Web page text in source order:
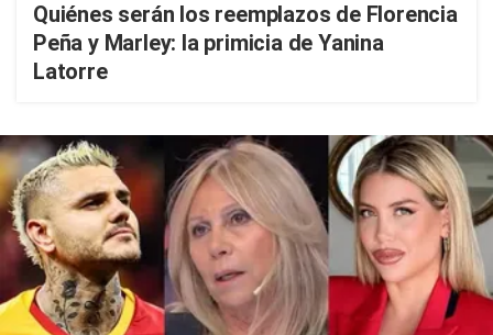
Quiénes serán los reemplazos de Florencia
Peña y Marley: la primicia de Yanina
Latorre